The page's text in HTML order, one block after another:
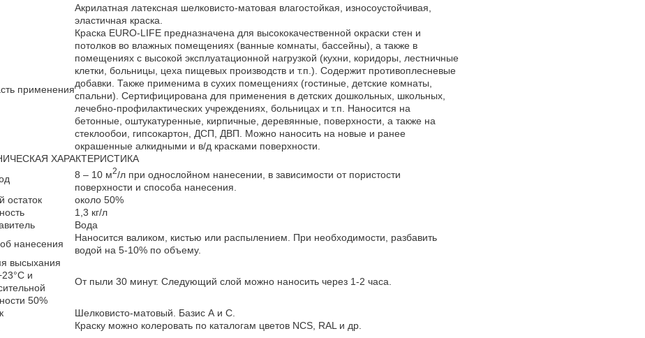
Акрилатная латексная шелковисто-матовая влагостойкая, износоустойчивая,
эластичная краска.
применения
Краска EURO-LIFE предназначена для высококачественной окраски стен и
потолков во влажных помещениях (ванные комнаты, бассейны), а также в
помещениях с высокой эксплуатационной нагрузкой (кухни, коридоры, лестничные
клетки, больницы, цеха пищевых производств и т.п.). Содержит противоплесневые
добавки. Также применима в сухих помещениях (гостиные, детские комнаты,
спальни). Сертифицирована для применения в детских дошкольных, школьных,
лечебно-профилактических учреждениях, больницах и т.п. Наносится на
бетонные, оштукатуренные, кирпичные, деревянные, поверхности, а также на
стеклообои, гипсокартон, ДСП, ДВП. Можно наносить на новые и ранее
окрашенные алкидными и в/д красками поверхности.
ХАРАКТЕРИСТИКА
8 – 10 м2/л при однослойном нанесении, в зависимости от пористости
поверхности и способа нанесения.
остаток
около 50%
1,3 кг/л
Вода
нанесения
Наносится валиком, кистью или распылением. При необходимости, разбавить
водой на 5-10% по объему.
высыхания
и
50%
От пыли 30 минут. Следующий слой можно наносить через 1-2 часа.
Шелковисто-матовый. Базис А и С.
Краску можно колеровать по каталогам цветов NCS, RAL и др.